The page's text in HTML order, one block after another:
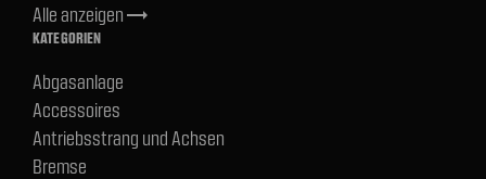
Alle anzeigentrending_flat
KATEGORIEN
Abgasanlage
Accessoires
Antriebsstrang und Achsen
Bremse